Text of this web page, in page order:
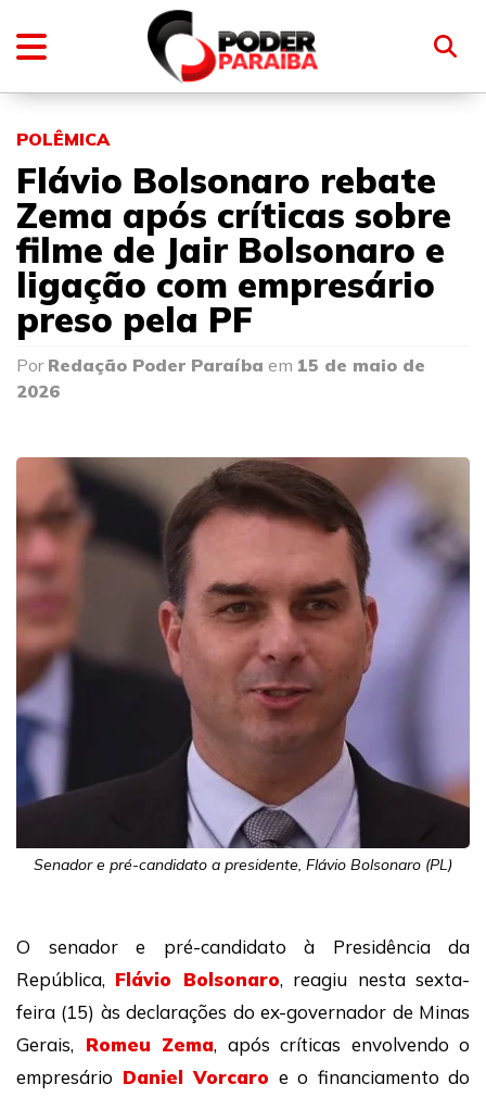
POLÊMICA
Flávio Bolsonaro rebate
Zema após críticas sobre
filme de Jair Bolsonaro e
ligação com empresário
preso pela PF
Por Redação Poder Paraíba em 15 de maio de
2026
Senador e pré-candidato a presidente, Flávio Bolsonaro (PL)
O senador e pré-candidato à Presidência da
República, Flávio Bolsonaro, reagiu nesta sexta-
feira (15) às declarações do ex-governador de Minas
Gerais, Romeu Zema, após críticas envolvendo o
empresário Daniel Vorcaro e o financiamento do